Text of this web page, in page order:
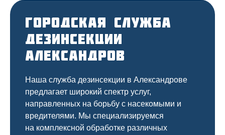
Городская служба
дезинсекции
Александров
Наша служба дезинсекции в Александрове
предлагает широкий спектр услуг,
направленных на борьбу с насекомыми и
вредителями. Мы специализируемся
на комплексной обработке различных